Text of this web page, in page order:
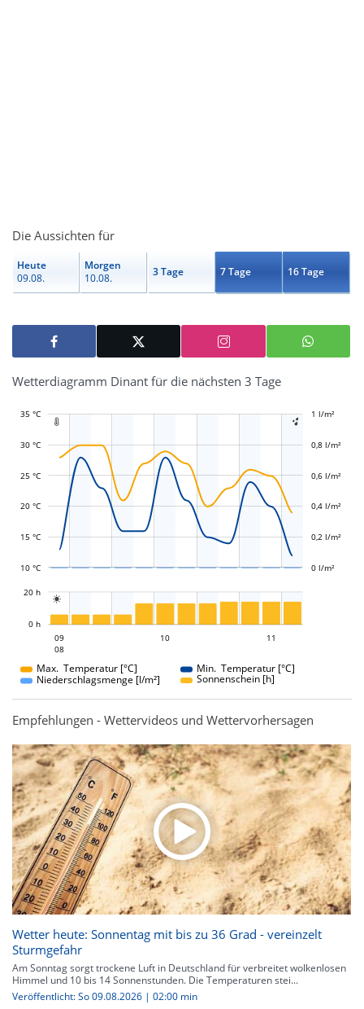
Die Aussichten für
Heute
09.08.
Morgen
10.08.
3 Tage 7 Tage 16 Tage
Wetterdiagramm Dinant für die nächsten 3 Tage
 
10 °C
15 °C
20 °C
25 °C
30 °C
35 °C -0,4 l/m²
-0,2 l/m²
0 l/m²
0,2 l/m²
0,4 l/m²
0,6 l/m²
0,8 l/m²
1 l/m²
1,2 l/m²

0 h
20 h
09
08
10 11
Max. Temperatur [°C]
Min. Temperatur [°C]
Niederschlagsmenge [l/m²]
Sonnenschein [h]
Empfehlungen - Wettervideos und Wettervorhersagen
Wetter heute: Sonnentag mit bis zu 36 Grad - vereinzelt
Sturmgefahr
Am Sonntag sorgt trockene Luft in Deutschland für verbreitet wolkenlosen
Himmel und 10 bis 14 Sonnenstunden. Die Temperaturen stei...
Veröffentlicht: So 09.08.2026 | 02:00 min